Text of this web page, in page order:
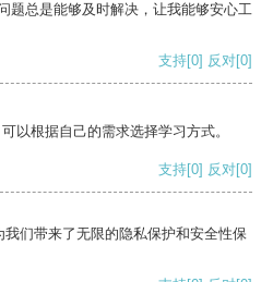
题总是能够及时解决，让我能够安心工
支持[0] 反对[0]
以根据自己的需求选择学习方式。
支持[0] 反对[0]
们带来了无限的隐私保护和安全性保